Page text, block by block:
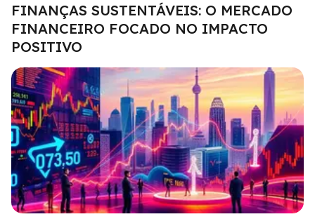
FINANÇAS SUSTENTÁVEIS: O MERCADO
FINANCEIRO FOCADO NO IMPACTO
POSITIVO